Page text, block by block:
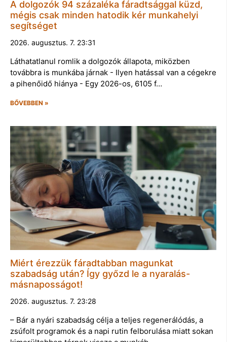
A dolgozók 94 százaléka fáradtsággal küzd,
mégis csak minden hatodik kér munkahelyi
segítséget
2026. augusztus. 7. 23:31
Láthatatlanul romlik a dolgozók állapota, miközben
továbbra is munkába járnak - Ilyen hatással van a cégekre
a pihenőidő hiánya - Egy 2026-os, 6105 f…
BŐVEBBEN »
Miért érezzük fáradtabban magunkat
szabadság után? Így győzd le a nyaralás-
másnaposságot!
2026. augusztus. 7. 23:28
– Bár a nyári szabadság célja a teljes regenerálódás, a
zsúfolt programok és a napi rutin felborulása miatt sokan